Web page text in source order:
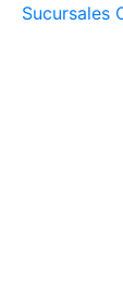
Sucursales